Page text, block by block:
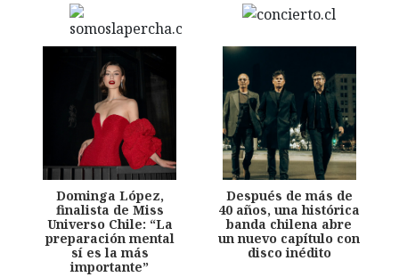
Dominga López,
finalista de Miss
Universo Chile: “La
preparación mental
sí es la más
importante”
Después de más de
40 años, una histórica
banda chilena abre
un nuevo capítulo con
disco inédito